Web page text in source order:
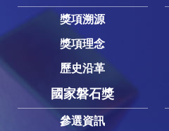
獎項溯源
獎項理念
歷史沿革
國家磐石獎
參選資訊